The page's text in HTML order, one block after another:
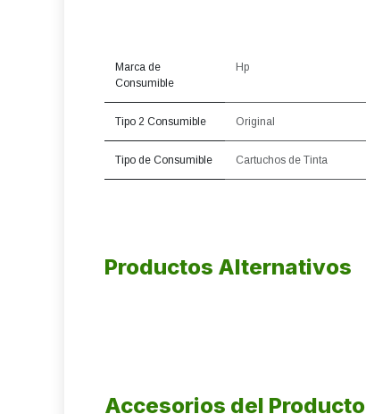
Marca de
Consumible
Hp
Tipo 2 Consumible Original
Tipo de Consumible Cartuchos de Tinta
Productos Alternativos
Accesorios del Producto